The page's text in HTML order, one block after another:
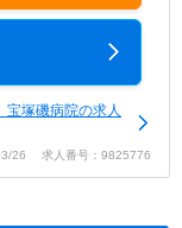
塚磯病院の求人
26 求人番号：9825776